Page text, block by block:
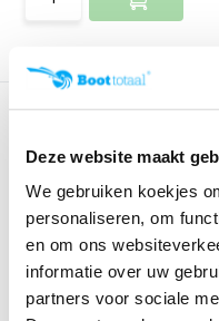
Deze website maakt
We gebruiken koekjes
personaliseren, om
en om ons
informatie over uw
partners voor sociale
Zipwake distribution